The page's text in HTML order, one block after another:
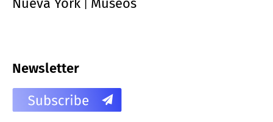
Nueva York
Museos
Newsletter